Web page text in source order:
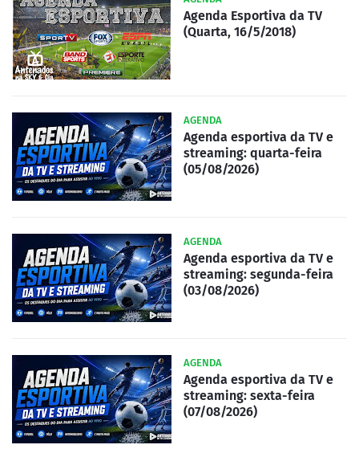
Agenda Esportiva da TV
(Quarta, 16/5/2018)
AGENDA
Agenda esportiva da TV e
streaming: quarta-feira
(05/08/2026)
AGENDA
Agenda esportiva da TV e
streaming: segunda-feira
(03/08/2026)
AGENDA
Agenda esportiva da TV e
streaming: sexta-feira
(07/08/2026)